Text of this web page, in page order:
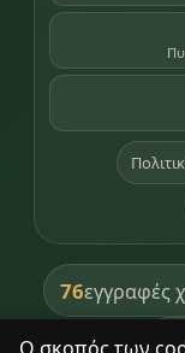
76εγγραφές